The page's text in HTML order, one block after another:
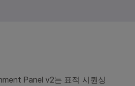
Panel v2는 표적 시퀀싱